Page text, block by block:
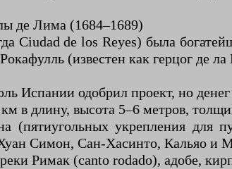
де Лима (1684–1689)
Ciudad de los Reyes) была
(известен как герцог де
Испании одобрил проект, но
в длину, высота 5–6 метров,
(пятиугольных укрепления для
Симон, Сан-Хасинто, Кальяо и
Римак (canto rodado), адобе,